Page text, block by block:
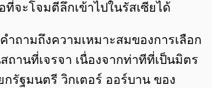
ที่จะโจมตีลึกเข้าไปในรัสเซียได้
ำถามถึงความเหมาะสมของการเลือก
ถานที่เจรจา เนื่องจากท่าทีที่เป็นมิตร
กรัฐมนตรี วิกเตอร์ ออร์บาน ของ